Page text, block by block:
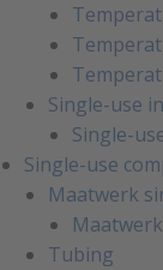
Single-use
Single-
Single-use
Maatwerk
Tubing